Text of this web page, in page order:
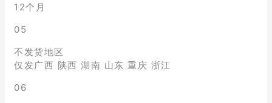
12个月
05
不发货地区
仅发广西 陕西 湖南 山东 重庆 浙江
06